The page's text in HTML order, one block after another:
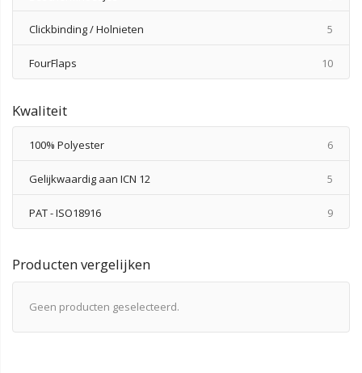
Clickbinding / Holnieten 5
FourFlaps 10
Kwaliteit
100% Polyester 6
Gelijkwaardig aan ICN 12 5
PAT - ISO18916 9
Producten vergelijken
Geen producten geselecteerd.